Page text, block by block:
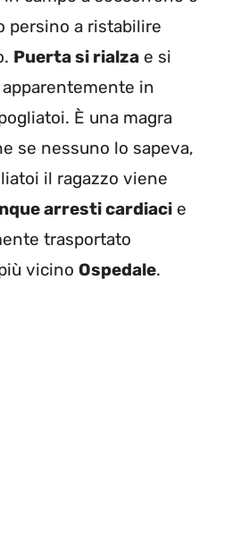
persino a ristabilire
Puerta si rialza e si
in
È una magra
se nessuno lo sapeva,
il ragazzo viene
arresti cardiaci e
trasportato
vicino Ospedale.